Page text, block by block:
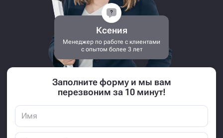
Ксения
Менеджер по работе с клиентами
с опытом более 3 лет
Заполните форму и мы вам
перезвоним за 10 минут!